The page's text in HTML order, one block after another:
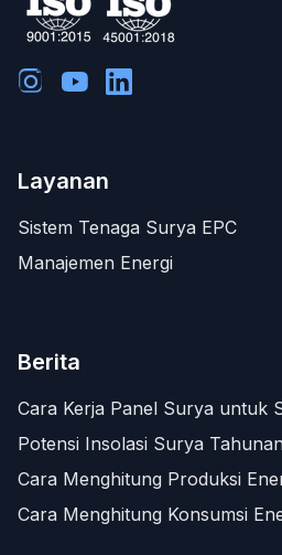
Layanan
Sistem Tenaga Surya EPC
Manajemen Energi
Berita
Cara Kerja Panel Surya untuk
Potensi Insolasi Surya
Cara Menghitung Produksi
Cara Menghitung Konsumsi